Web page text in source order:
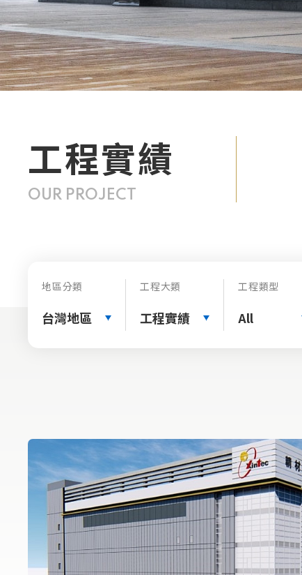
工程實績
OUR PROJECT
地區分類
台灣地區
工程大類
工程實績
工程類型
All